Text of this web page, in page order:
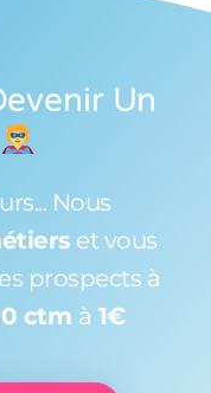
Un
Nous
et vous
prospects à
ctm à 1€